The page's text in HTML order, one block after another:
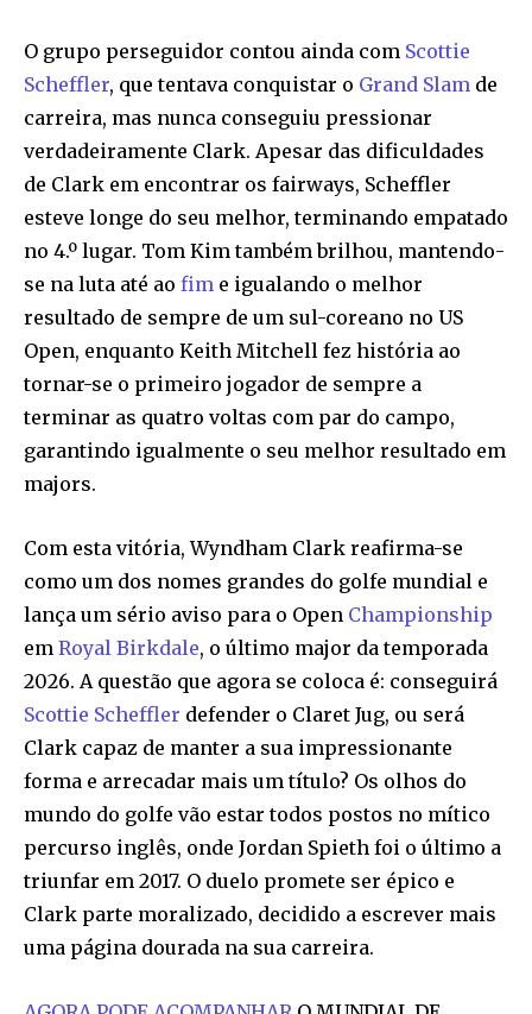
O grupo perseguidor contou ainda com Scottie
Scheffler, que tentava conquistar o Grand Slam de
carreira, mas nunca conseguiu pressionar
verdadeiramente Clark. Apesar das dificuldades
de Clark em encontrar os fairways, Scheffler
esteve longe do seu melhor, terminando empatado
no 4.º lugar. Tom Kim também brilhou, mantendo-
se na luta até ao fim e igualando o melhor
resultado de sempre de um sul-coreano no US
Open, enquanto Keith Mitchell fez história ao
tornar-se o primeiro jogador de sempre a
terminar as quatro voltas com par do campo,
garantindo igualmente o seu melhor resultado em
majors.
Com esta vitória, Wyndham Clark reafirma-se
como um dos nomes grandes do golfe mundial e
lança um sério aviso para o Open Championship
em Royal Birkdale, o último major da temporada
2026. A questão que agora se coloca é: conseguirá
Scottie Scheffler defender o Claret Jug, ou será
Clark capaz de manter a sua impressionante
forma e arrecadar mais um título? Os olhos do
mundo do golfe vão estar todos postos no mítico
percurso inglês, onde Jordan Spieth foi o último a
triunfar em 2017. O duelo promete ser épico e
Clark parte moralizado, decidido a escrever mais
uma página dourada na sua carreira.